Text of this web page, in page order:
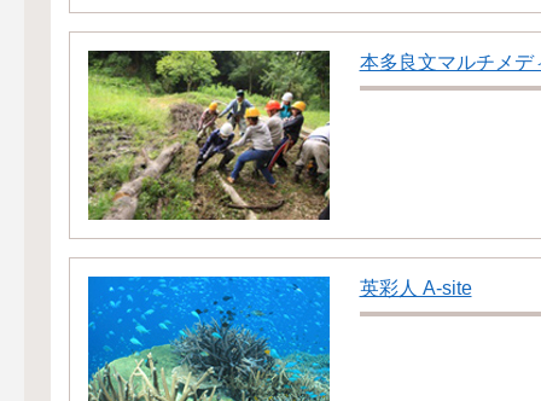
本多良文マルチメデ
英彩人 A-site